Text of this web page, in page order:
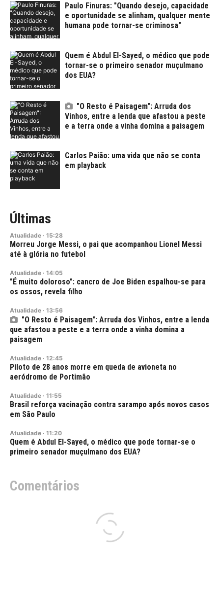
Paulo Finuras: "Quando desejo, capacidade
e oportunidade se alinham, qualquer mente
humana pode tornar-se criminosa"
Quem é Abdul El-Sayed, o médico que pode
tornar-se o primeiro senador muçulmano
dos EUA?
"O Resto é Paisagem": Arruda dos
Vinhos, entre a lenda que afastou a peste
e a terra onde a vinha domina a paisagem
Carlos Paião: uma vida que não se conta
em playback
Últimas
Atualidade · 15:28
Morreu Jorge Messi, o pai que acompanhou Lionel Messi
até à glória no futebol
Atualidade · 14:05
"É muito doloroso": cancro de Joe Biden espalhou-se para
os ossos, revela filho
Atualidade · 13:56
"O Resto é Paisagem": Arruda dos Vinhos, entre a lenda
que afastou a peste e a terra onde a vinha domina a
paisagem
Atualidade · 12:45
Piloto de 28 anos morre em queda de avioneta no
aeródromo de Portimão
Atualidade · 11:55
Brasil reforça vacinação contra sarampo após novos casos
em São Paulo
Atualidade · 11:20
Quem é Abdul El-Sayed, o médico que pode tornar-se o
primeiro senador muçulmano dos EUA?
Comentários